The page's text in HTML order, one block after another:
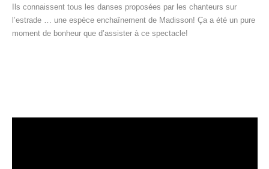
Ils connaissent tous les danses proposées par les chanteurs sur
l’estrade … une espèce enchaînement de Madisson! Ça a été un pure
moment de bonheur que d’assister à ce spectacle!